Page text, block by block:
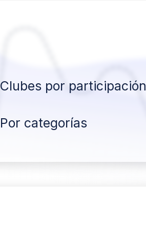
Clubes por participación
Por categorías